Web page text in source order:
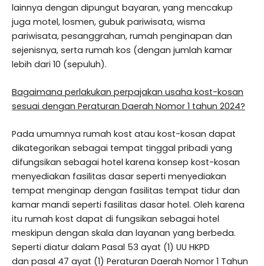
lainnya dengan dipungut bayaran, yang mencakup
juga motel, losmen, gubuk pariwisata, wisma
pariwisata, pesanggrahan, rumah penginapan dan
sejenisnya, serta rumah kos (dengan jumlah kamar
lebih dari 10 (sepuluh).
Bagaimana perlakukan perpajakan usaha kost-kosan
sesuai dengan Peraturan Daerah Nomor 1 tahun 2024?
Pada umumnya rumah kost atau kost-kosan dapat
dikategorikan sebagai tempat tinggal pribadi yang
difungsikan sebagai hotel karena konsep kost-kosan
menyediakan fasilitas dasar seperti menyediakan
tempat menginap dengan fasilitas tempat tidur dan
kamar mandi seperti fasilitas dasar hotel. Oleh karena
itu rumah kost dapat di fungsikan sebagai hotel
meskipun dengan skala dan layanan yang berbeda.
Seperti diatur dalam Pasal 53 ayat (1) UU HKPD
dan pasal 47 ayat (1) Peraturan Daerah Nomor 1 Tahun